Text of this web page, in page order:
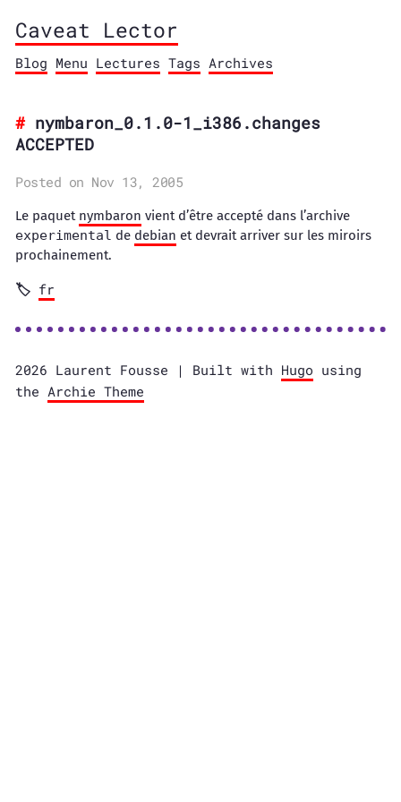
Caveat Lector
Blog Menu Lectures Tags Archives
nymbaron_0.1.0-1_i386.changes
ACCEPTED
Posted on Nov 13, 2005
Le paquet nymbaron vient d’être accepté dans l’archive
experimental de debian et devrait arriver sur les miroirs
prochainement.
fr
2026 Laurent Fousse | Built with Hugo using
the Archie Theme